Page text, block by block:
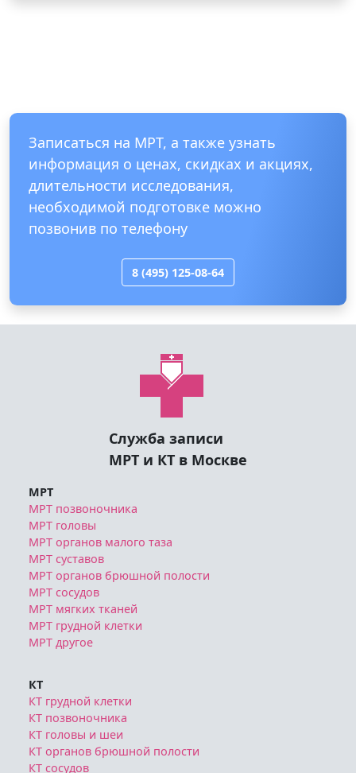
Записаться на МРТ, а также узнать
информация о ценах, скидках и акциях,
длительности исследования,
необходимой подготовке можно
позвонив по телефону
8 (495) 125-08-64
Служба записи
МРТ и КТ в Москве
МРТ
МРТ позвоночника
МРТ головы
МРТ органов малого таза
МРТ суставов
МРТ органов брюшной полости
МРТ сосудов
МРТ мягких тканей
МРТ грудной клетки
МРТ другое
КТ
КТ грудной клетки
КТ позвоночника
КТ головы и шеи
КТ органов брюшной полости
КТ сосудов